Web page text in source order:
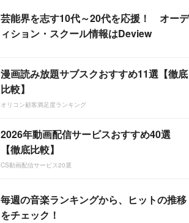
芸能界を志す10代～20代を応援！ オーデ
ィション・スクール情報はDeview
漫画読み放題サブスクおすすめ11選【徹底
比較】
オリコン顧客満足度ランキング
2026年動画配信サービスおすすめ40選
【徹底比較】
CS動画配信サービス20選
毎週の音楽ランキングから、ヒットの推移
をチェック！